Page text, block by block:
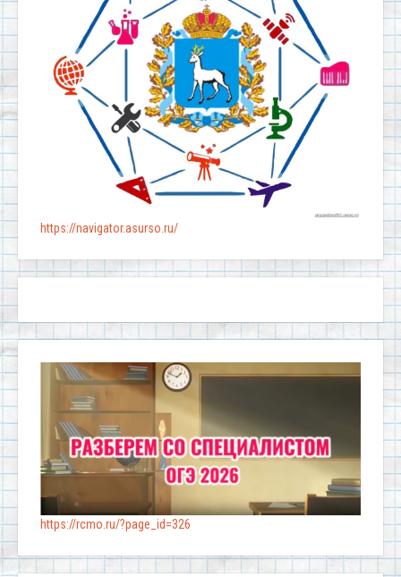
https://navigator.asurso.ru/
https://rcmo.ru/?page_id=326